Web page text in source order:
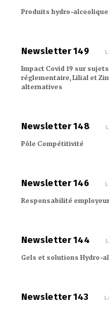
Produits hydro-
Newsletter 149
Impact Covid 19 sur
réglementaire, Lilial et
alternatives
Newsletter 148
Pôle Compétitivité
Newsletter 146
Responsabilité
Newsletter 144
Gels et solutions Hydro-
Newsletter 143